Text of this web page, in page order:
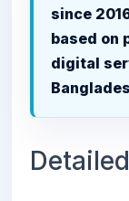
since
based on
digital